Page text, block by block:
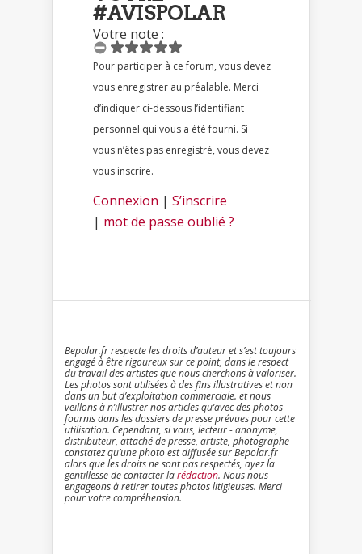
#AVISPOLAR
Votre note :
Pour participer à ce forum, vous devez
vous enregistrer au préalable. Merci
d’indiquer ci-dessous l’identifiant
personnel qui vous a été fourni. Si
vous n’êtes pas enregistré, vous devez
vous inscrire.
Connexion | S’inscrire
| mot de passe oublié ?
Bepolar.fr respecte les droits d’auteur et s’est toujours
engagé à être rigoureux sur ce point, dans le respect
du travail des artistes que nous cherchons à valoriser.
Les photos sont utilisées à des fins illustratives et non
dans un but d’exploitation commerciale. et nous
veillons à n’illustrer nos articles qu’avec des photos
fournis dans les dossiers de presse prévues pour cette
utilisation. Cependant, si vous, lecteur - anonyme,
distributeur, attaché de presse, artiste, photographe
constatez qu’une photo est diffusée sur Bepolar.fr
alors que les droits ne sont pas respectés, ayez la
gentillesse de contacter larédaction. Nous nous
engageons à retirer toutes photos litigieuses. Merci
pour votre compréhension.